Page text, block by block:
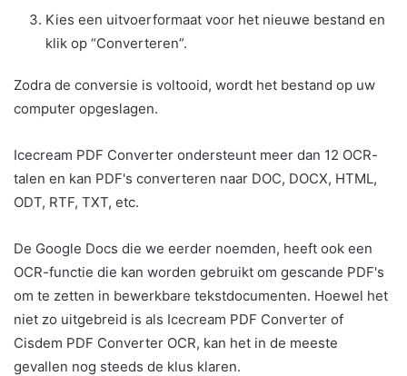
Kies een uitvoerformaat voor het nieuwe bestand en
klik op “Converteren”.
Zodra de conversie is voltooid, wordt het bestand op uw
computer opgeslagen.
Icecream PDF Converter ondersteunt meer dan 12 OCR-
talen en kan PDF's converteren naar DOC, DOCX, HTML,
ODT, RTF, TXT, etc.
De Google Docs die we eerder noemden, heeft ook een
OCR-functie die kan worden gebruikt om gescande PDF's
om te zetten in bewerkbare tekstdocumenten. Hoewel het
niet zo uitgebreid is als Icecream PDF Converter of
Cisdem PDF Converter OCR, kan het in de meeste
gevallen nog steeds de klus klaren.